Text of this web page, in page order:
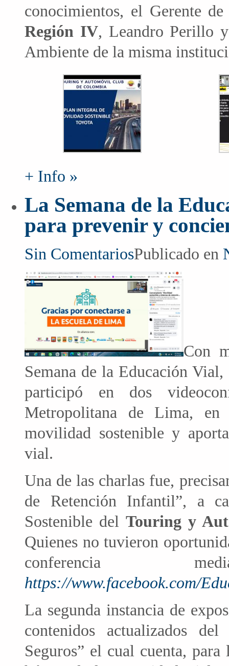
conocimientos, el Gerente
Región IV, Leandro Perillo
Ambiente de la misma
+ Info »
La Semana de la
para prevenir y
Sin ComentariosPublicado en
Con
Semana de la Educación
participó en dos
Metropolitana de Lima,
movilidad sostenible y
vial.
Una de las charlas fue,
de Retención Infantil”, a
Sostenible del Touring y
Quienes no tuvieron
conferencia
https://www.facebook.com/
La segunda instancia de
contenidos actualizados
Seguros” el cual cuenta,